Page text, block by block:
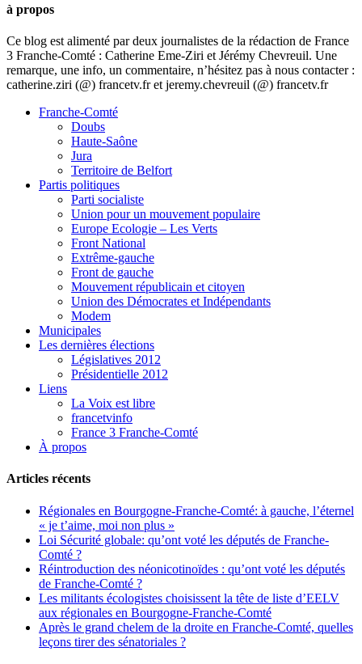
à propos
Ce blog est alimenté par deux journalistes de la rédaction de France
3 Franche-Comté : Catherine Eme-Ziri et Jérémy Chevreuil. Une
remarque, une info, un commentaire, n’hésitez pas à nous contacter :
catherine.ziri (@) francetv.fr et jeremy.chevreuil (@) francetv.fr
Franche-Comté
Doubs
Haute-Saône
Jura
Territoire de Belfort
Partis politiques
Parti socialiste
Union pour un mouvement populaire
Europe Ecologie – Les Verts
Front National
Extrême-gauche
Front de gauche
Mouvement républicain et citoyen
Union des Démocrates et Indépendants
Modem
Municipales
Les dernières élections
Législatives 2012
Présidentielle 2012
Liens
La Voix est libre
francetvinfo
France 3 Franche-Comté
À propos
Articles récents
Régionales en Bourgogne-Franche-Comté: à gauche, l’éternel
« je t’aime, moi non plus »
Loi Sécurité globale: qu’ont voté les députés de Franche-
Comté ?
Réintroduction des néonicotinoïdes : qu’ont voté les députés
de Franche-Comté ?
Les militants écologistes choisissent la tête de liste d’EELV
aux régionales en Bourgogne-Franche-Comté
Après le grand chelem de la droite en Franche-Comté, quelles
leçons tirer des sénatoriales ?